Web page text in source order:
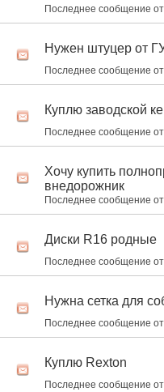
Последнее сообщение от
Нужен штуцер от
Последнее сообщение от
Куплю заводской
Последнее сообщение от
Хочу купить
внедорожник
Последнее сообщение от
Диски R16 родные
Последнее сообщение от
Нужна сетка для
Последнее сообщение от
Куплю Rexton
Последнее сообщение от